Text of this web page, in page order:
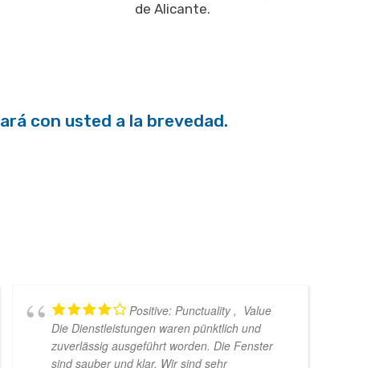
de Alicante.
con usted a la brevedad.
Positive: Punctuality , Value
Die Dienstleistungen waren pünktlich und
zuverlässig ausgeführt worden. Die Fenster
sind sauber und klar. Wir sind sehr